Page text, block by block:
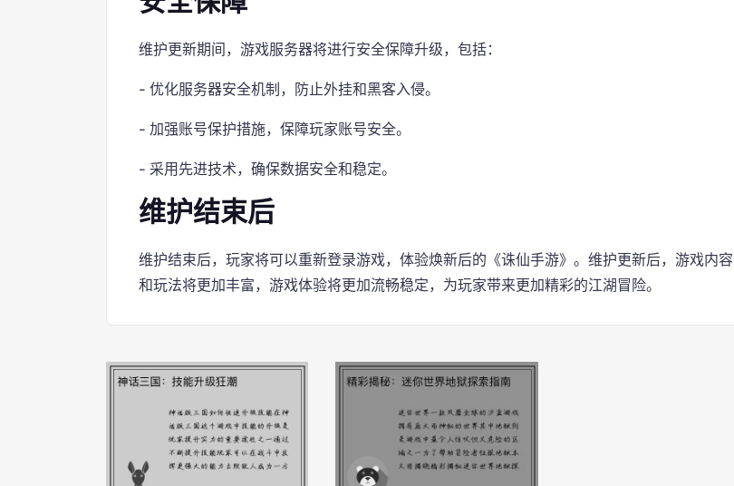
维护更新期间，游戏服务器将进行安全保障升级，包括：
- 优化服务器安全机制，防止外挂和黑客入侵。
- 加强账号保护措施，保障玩家账号安全。
- 采用先进技术，确保数据安全和稳定。
维护结束后
维护结束后，玩家将可以重新登录游戏，体验焕新后的《诛仙手游》。维护更新后，游戏内容
和玩法将更加丰富，游戏体验将更加流畅稳定，为玩家带来更加精彩的江湖冒险。